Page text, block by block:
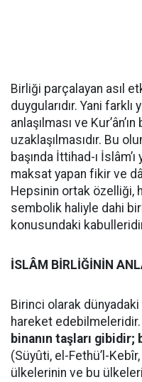
Birliği parçalayan asıl
duygularıdır. Yani farklı
anlaşılması ve
uzaklaşılmasıdır. Bu
başında İttihad-ı
maksat yapan fikir ve
Hepsinin ortak özelliği,
sembolik haliyle dahi
konusundaki
İSLÂM BİRLİĞİNİN
Birinci olarak
hareket edebilmeleridir.
binanın taşları
(Süyûti, el-Fethü’l-
ülkelerinin ve bu